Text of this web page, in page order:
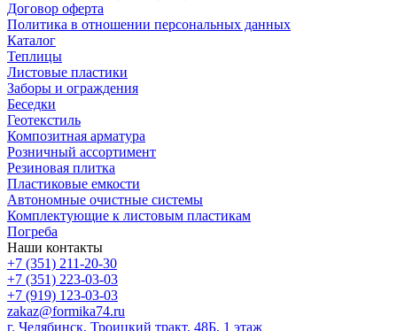
Договор оферта
Политика в отношении персональных данных
Каталог
Теплицы
Листовые пластики
Заборы и ограждения
Беседки
Геотекстиль
Композитная арматура
Розничный ассортимент
Резиновая плитка
Пластиковые емкости
Автономные очистные системы
Комплектующие к листовым пластикам
Погреба
Наши контакты
+7 (351) 211-20-30
+7 (351) 223-03-03
+7 (919) 123-03-03
zakaz@formika74.ru
г. Челябинск, Троицкий тракт, 48Б, 1 этаж